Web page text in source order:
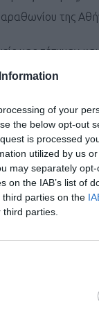
of your
the below opt-out
is processed
utilized by us
may separately
on the IAB’s list of
parties on the
parties.
της
μας πέτυχαν και
πέτυχαν
2:56:57 , ενώ η
Δείτε τα